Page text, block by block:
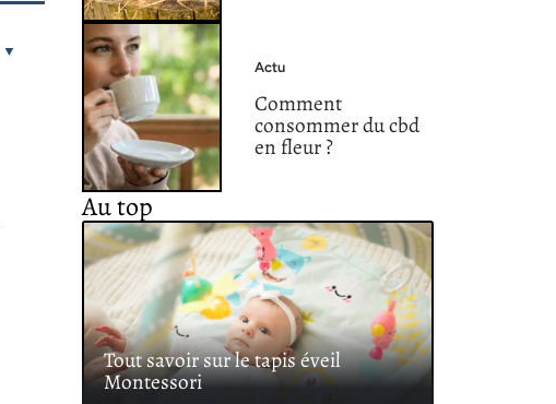
Actu
Comment
consommer du cbd
en fleur ?
Au top
Tout savoir sur le tapis éveil
Montessori